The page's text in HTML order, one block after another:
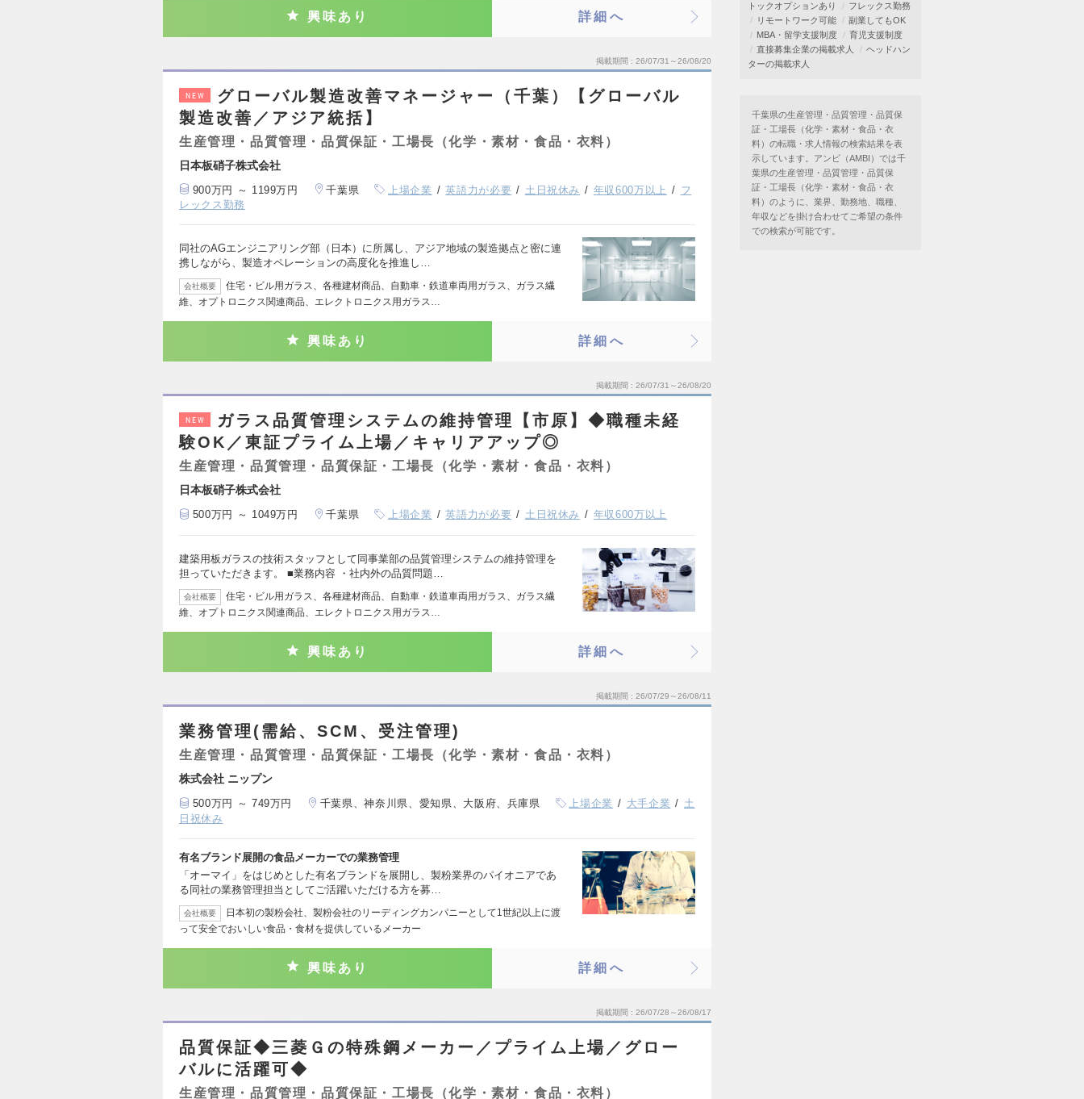
興味あり 詳細へ
掲載期間 26/07/31～26/08/20
NEW
グローバル製造改善マネージャー（千葉）【グローバル
製造改善／アジア統括】
生産管理・品質管理・品質保証・工場長（化学・素材・食品・衣料）
日本板硝子株式会社
900万円 ～ 1199万円 千葉県 上場企業 英語力が必要 土日祝休み 年収600万以上
フ
レックス勤務
同社のAGエンジニアリング部（日本）に所属し、アジア地域の製造拠点と密に連
携しながら、製造オペレーションの高度化を推進し…
会社概要
住宅・ビル用ガラス、各種建材商品、自動車・鉄道車両用ガラス、ガラス繊
維、オプトロニクス関連商品、エレクトロニクス用ガラス…
興味あり 詳細へ
掲載期間 26/07/31～26/08/20
NEW
ガラス品質管理システムの維持管理【市原】◆職種未経
験OK／東証プライム上場／キャリアアップ◎
生産管理・品質管理・品質保証・工場長（化学・素材・食品・衣料）
日本板硝子株式会社
500万円 ～ 1049万円 千葉県 上場企業 英語力が必要 土日祝休み 年収600万以上
建築用板ガラスの技術スタッフとして同事業部の品質管理システムの維持管理を
担っていただきます。 ■業務内容 ・社内外の品質問題…
会社概要
住宅・ビル用ガラス、各種建材商品、自動車・鉄道車両用ガラス、ガラス繊
維、オプトロニクス関連商品、エレクトロニクス用ガラス…
興味あり 詳細へ
掲載期間 26/07/29～26/08/11
業務管理(需給、SCM、受注管理)
生産管理・品質管理・品質保証・工場長（化学・素材・食品・衣料）
株式会社 ニップン
500万円 ～ 749万円 千葉県、神奈川県、愛知県、大阪府、兵庫県 上場企業 大手企業
土
日祝休み
有名ブランド展開の食品メーカーでの業務管理
「オーマイ」をはじめとした有名ブランドを展開し、製粉業界のパイオニアであ
る同社の業務管理担当としてご活躍いただける方を募…
会社概要
日本初の製粉会社、製粉会社のリーディングカンパニーとして1世紀以上に渡
って安全でおいしい食品・食材を提供しているメーカー
興味あり 詳細へ
掲載期間 26/07/28～26/08/17
品質保証◆三菱Ｇの特殊鋼メーカー／プライム上場／グロー
バルに活躍可◆
生産管理・品質管理・品質保証・工場長（化学・素材・食品・衣料）
トックオプションあり
フレックス勤務
リモートワーク可能
副業してもOK
MBA・留学支援制度
育児支援制度
直接募集企業の掲載求人
ヘッドハン
ターの掲載求人
千葉県の生産管理・品質管理・品質保
証・工場長（化学・素材・食品・衣
料）の転職・求人情報の検索結果を表
示しています。アンビ（AMBI）では千
葉県の生産管理・品質管理・品質保
証・工場長（化学・素材・食品・衣
料）のように、業界、勤務地、職種、
年収などを掛け合わせてご希望の条件
での検索が可能です。